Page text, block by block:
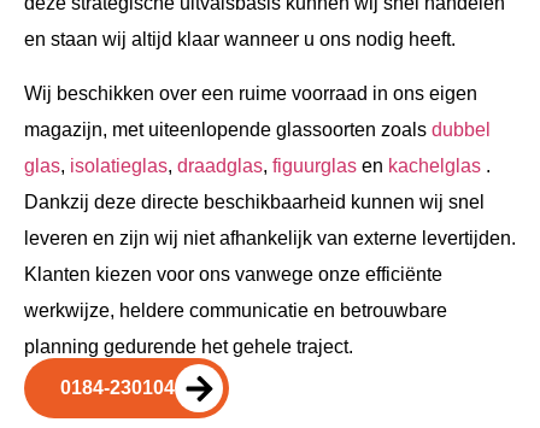
en staan wij altijd klaar wanneer u ons nodig heeft.
Wij beschikken over een ruime voorraad in ons eigen
magazijn, met uiteenlopende glassoorten zoals dubbel
glas, isolatieglas, draadglas, figuurglas en kachelglas .
Dankzij deze directe beschikbaarheid kunnen wij snel
leveren en zijn wij niet afhankelijk van externe levertijden.
Klanten kiezen voor ons vanwege onze efficiënte
werkwijze, heldere communicatie en betrouwbare
planning gedurende het gehele traject.
0184-230104